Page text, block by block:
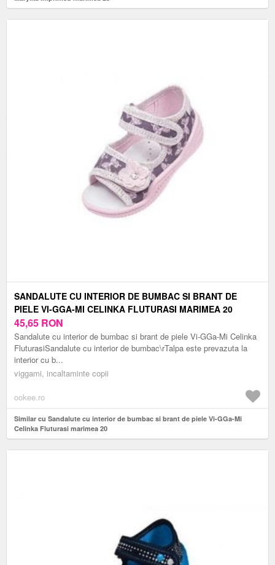
SANDALUTE CU INTERIOR DE BUMBAC SI BRANT DE
PIELE VI-GGA-MI CELINKA FLUTURASI MARIMEA 20
45,65 RON
Sandalute cu interior de bumbac si brant de piele Vi-GGa-Mi Celinka
FluturasiSandalute cu interior de bumbac\rTalpa este prevazuta la
interior cu b...
viggami, incaltaminte copii
ookee.ro
Similar cu Sandalute cu interior de bumbac si brant de piele Vi-GGa-Mi
Celinka Fluturasi marimea 20